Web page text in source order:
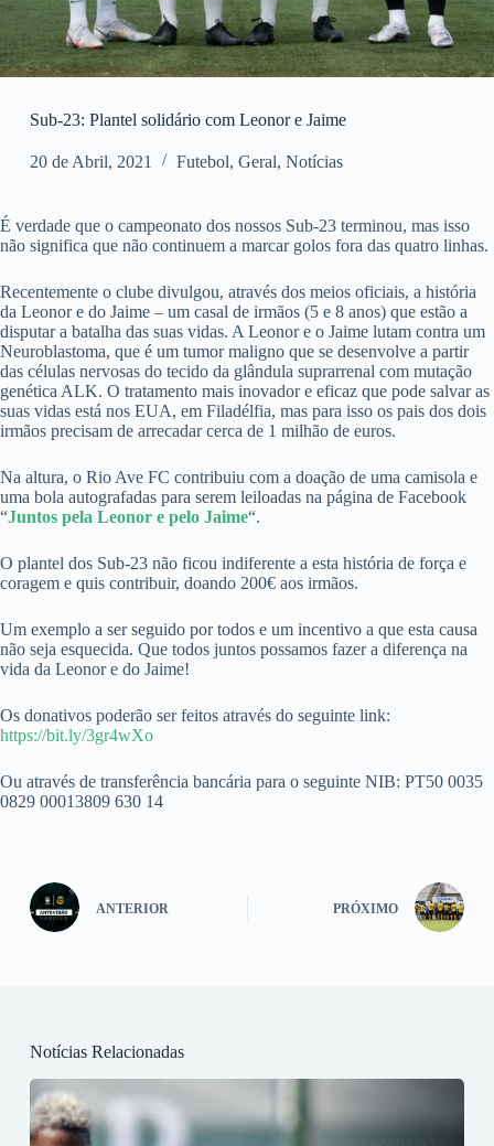
Sub-23: Plantel solidário com Leonor e Jaime
20 de Abril, 2021 Futebol, Geral, Notícias
É verdade que o campeonato dos nossos Sub-23 terminou, mas isso
não significa que não continuem a marcar golos fora das quatro linhas.
Recentemente o clube divulgou, através dos meios oficiais, a história
da Leonor e do Jaime – um casal de irmãos (5 e 8 anos) que estão a
disputar a batalha das suas vidas. A Leonor e o Jaime lutam contra um
Neuroblastoma, que é um tumor maligno que se desenvolve a partir
das células nervosas do tecido da glândula suprarrenal com mutação
genética ALK. O tratamento mais inovador e eficaz que pode salvar as
suas vidas está nos EUA, em Filadélfia, mas para isso os pais dos dois
irmãos precisam de arrecadar cerca de 1 milhão de euros.
Na altura, o Rio Ave FC contribuiu com a doação de uma camisola e
uma bola autografadas para serem leiloadas na página de Facebook
“Juntos pela Leonor e pelo Jaime“.
O plantel dos Sub-23 não ficou indiferente a esta história de força e
coragem e quis contribuir, doando 200€ aos irmãos.
Um exemplo a ser seguido por todos e um incentivo a que esta causa
não seja esquecida. Que todos juntos possamos fazer a diferença na
vida da Leonor e do Jaime!
Os donativos poderão ser feitos através do seguinte link:
https://bit.ly/3gr4wXo
Ou através de transferência bancária para o seguinte NIB: PT50 0035
0829 00013809 630 14
ANTERIOR PRÓXIMO
Notícias Relacionadas